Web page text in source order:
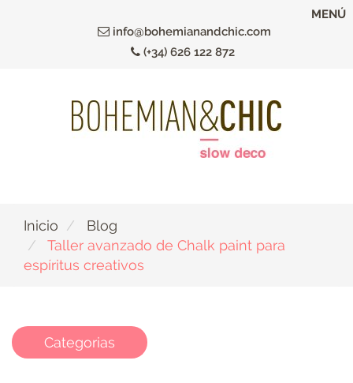
info@bohemianandchic.com
(+34) 626 122 872
MENÚ
Inicio
Blog
Taller avanzado de Chalk paint para
espíritus creativos
Categorias